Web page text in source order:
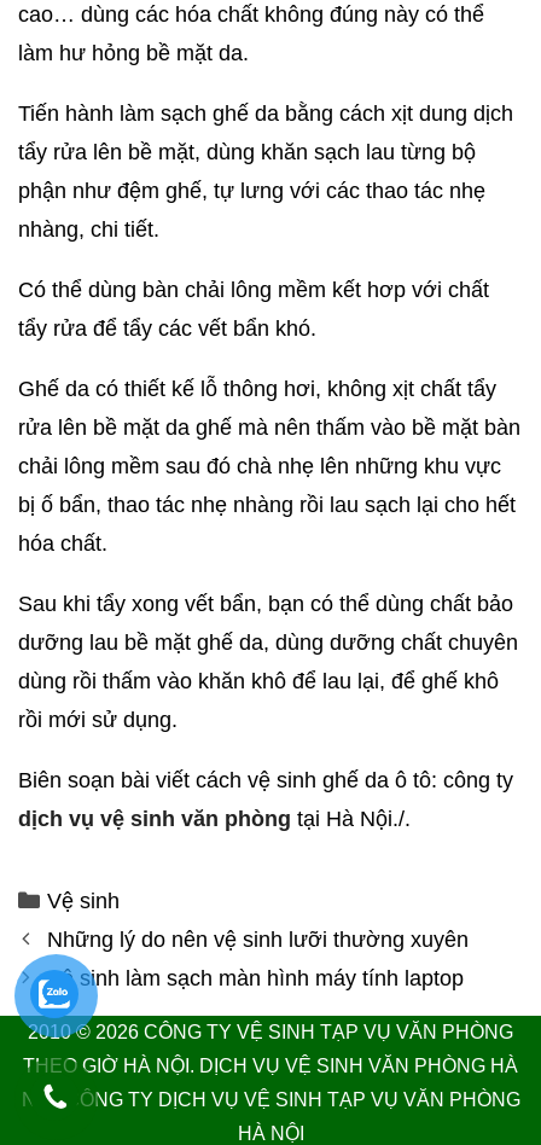
cao… dùng các hóa chất không đúng này có thể
làm hư hỏng bề mặt da.
Tiến hành làm sạch ghế da bằng cách xịt dung dịch
tẩy rửa lên bề mặt, dùng khăn sạch lau từng bộ
phận như đệm ghế, tự lưng với các thao tác nhẹ
nhàng, chi tiết.
Có thể dùng bàn chải lông mềm kết hơp với chất
tẩy rửa để tẩy các vết bẩn khó.
Ghế da có thiết kế lỗ thông hơi, không xịt chất tẩy
rửa lên bề mặt da ghế mà nên thấm vào bề mặt bàn
chải lông mềm sau đó chà nhẹ lên những khu vực
bị ố bẩn, thao tác nhẹ nhàng rồi lau sạch lại cho hết
hóa chất.
Sau khi tẩy xong vết bẩn, bạn có thể dùng chất bảo
dưỡng lau bề mặt ghế da, dùng dưỡng chất chuyên
dùng rồi thấm vào khăn khô để lau lại, để ghế khô
rồi mới sử dụng.
Biên soạn bài viết cách vệ sinh ghế da ô tô: công ty
dịch vụ vệ sinh văn phòng tại Hà Nội./.
Vệ sinh
Những lý do nên vệ sinh lưỡi thường xuyên
Vệ sinh làm sạch màn hình máy tính laptop
2010 © 2026 CÔNG TY VỆ SINH TẠP VỤ VĂN PHÒNG
THEO GIỜ HÀ NỘI. DỊCH VỤ VỆ SINH VĂN PHÒNG HÀ
NỘI. CÔNG TY DỊCH VỤ VỆ SINH TẠP VỤ VĂN PHÒNG
HÀ NỘI